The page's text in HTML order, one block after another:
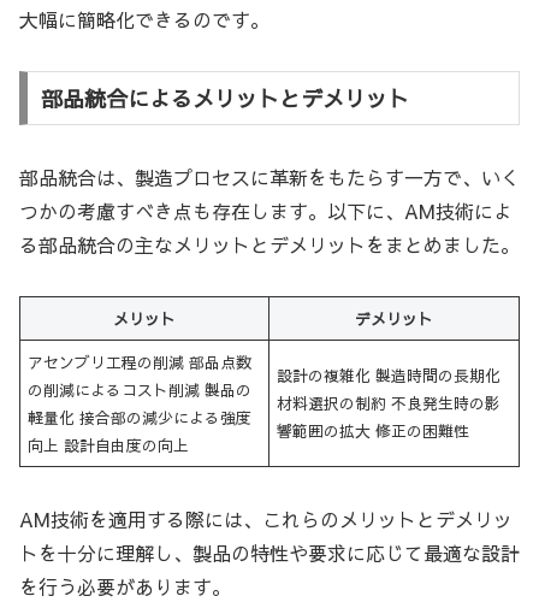
大幅に簡略化できるのです。
部品統合によるメリットとデメリット
部品統合は、製造プロセスに革新をもたらす一方で、いく
つかの考慮すべき点も存在します。以下に、AM技術によ
る部品統合の主なメリットとデメリットをまとめました。
メリット デメリット
アセンブリ工程の削減 部品点数
の削減によるコスト削減 製品の
軽量化 接合部の減少による強度
向上 設計自由度の向上
設計の複雑化 製造時間の長期化
材料選択の制約 不良発生時の影
響範囲の拡大 修正の困難性
AM技術を適用する際には、これらのメリットとデメリッ
トを十分に理解し、製品の特性や要求に応じて最適な設計
を行う必要があります。